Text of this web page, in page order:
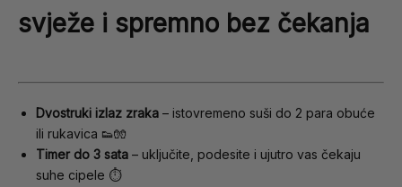
svježe i spremno bez čekanja
Dvostruki izlaz zraka – istovremeno suši do 2 para obuće
ili rukavica 👟🧤
Timer do 3 sata – uključite, podesite i ujutro vas čekaju
suhe cipele ⏱️